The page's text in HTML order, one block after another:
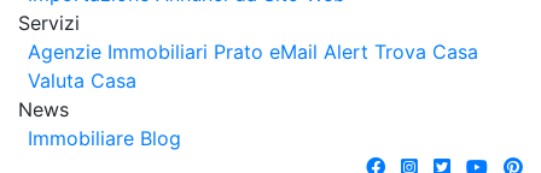
Servizi
Agenzie Immobiliari Prato eMail Alert Trova Casa
Valuta Casa
News
Immobiliare Blog